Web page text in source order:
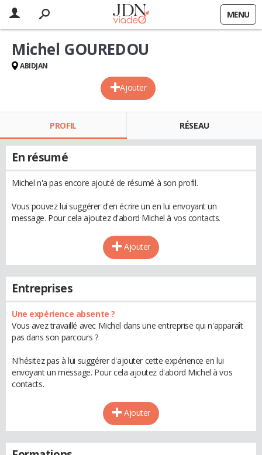
MENU
Ajouter
Michel GOUREDOU
ABIDJAN
PROFIL RÉSEAU
En résumé
Michel n'a pas encore ajouté de résumé à son profil.
Vous pouvez lui suggérer d'en écrire un en lui envoyant un
message. Pour cela ajoutez d'abord Michel à vos contacts.
Ajouter
Entreprises
Une expérience absente ?
Vous avez travaillé avec Michel dans une entreprise qui n'apparaît
pas dans son parcours ?
N'hésitez pas à lui suggérer d'ajouter cette expérience en lui
envoyant un message. Pour cela ajoutez d'abord Michel à vos
contacts.
Ajouter